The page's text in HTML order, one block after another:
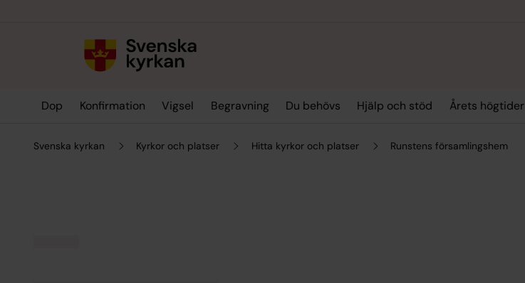
Dop Konfirmation Vigsel Begravning Du behövs Hjälp och stöd Årets högtider
Svenska kyrkan Kyrkor och platser Hitta kyrkor och platser Runstens församlingshem